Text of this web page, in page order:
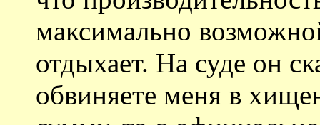
максимально
отдыхает. На суде он
обвиняете меня в